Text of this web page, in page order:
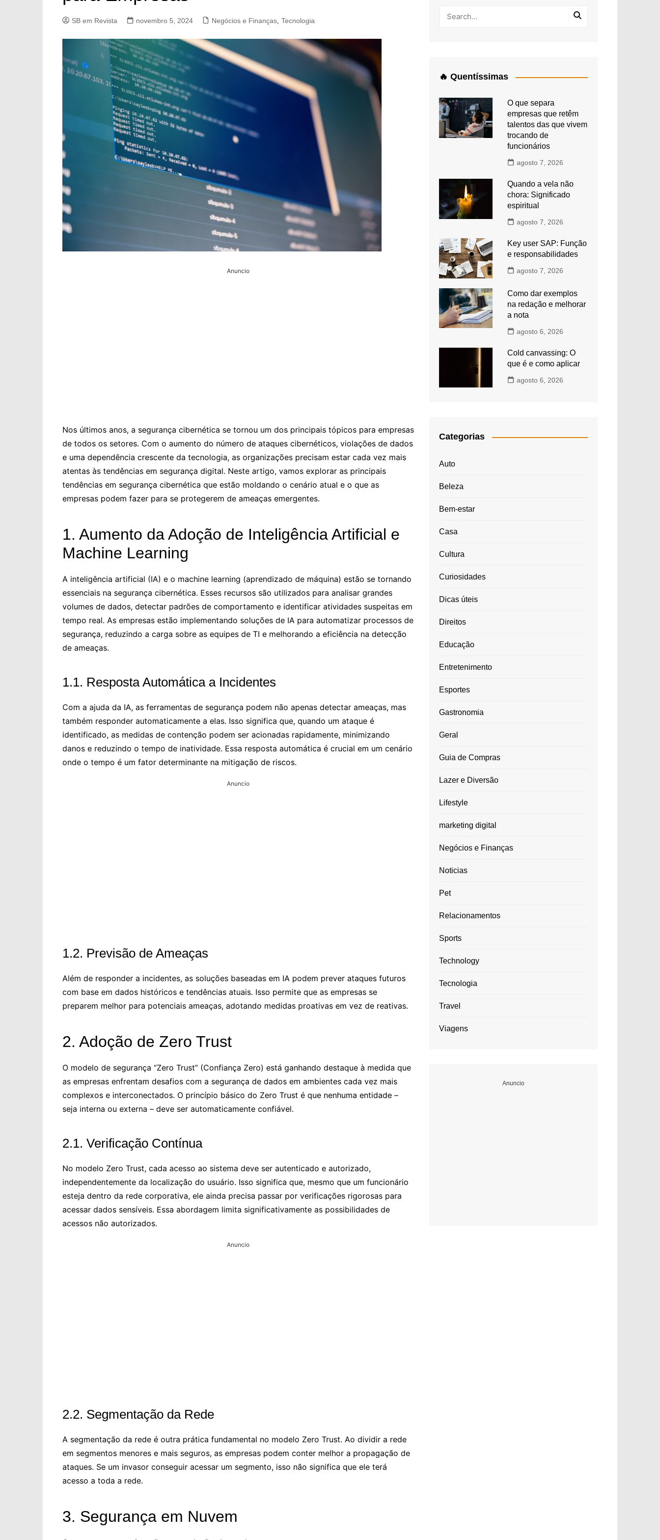
SB em Revista novembro 5, 2024 Negócios e Finanças Tecnologia
Anuncio
Nos últimos anos, a segurança cibernética se tornou um dos principais tópicos para empresas
de todos os setores. Com o aumento do número de ataques cibernéticos, violações de dados
e uma dependência crescente da tecnologia, as organizações precisam estar cada vez mais
atentas às tendências em segurança digital. Neste artigo, vamos explorar as principais
tendências em segurança cibernética que estão moldando o cenário atual e o que as
empresas podem fazer para se protegerem de ameaças emergentes.
1. Aumento da Adoção de Inteligência Artificial e
Machine Learning
A inteligência artificial (IA) e o machine learning (aprendizado de máquina) estão se tornando
essenciais na segurança cibernética. Esses recursos são utilizados para analisar grandes
volumes de dados, detectar padrões de comportamento e identificar atividades suspeitas em
tempo real. As empresas estão implementando soluções de IA para automatizar processos de
segurança, reduzindo a carga sobre as equipes de TI e melhorando a eficiência na detecção
de ameaças.
1.1. Resposta Automática a Incidentes
Com a ajuda da IA, as ferramentas de segurança podem não apenas detectar ameaças, mas
também responder automaticamente a elas. Isso significa que, quando um ataque é
identificado, as medidas de contenção podem ser acionadas rapidamente, minimizando
danos e reduzindo o tempo de inatividade. Essa resposta automática é crucial em um cenário
onde o tempo é um fator determinante na mitigação de riscos.
Anuncio
1.2. Previsão de Ameaças
Além de responder a incidentes, as soluções baseadas em IA podem prever ataques futuros
com base em dados históricos e tendências atuais. Isso permite que as empresas se
preparem melhor para potenciais ameaças, adotando medidas proativas em vez de reativas.
2. Adoção de Zero Trust
O modelo de segurança “Zero Trust” (Confiança Zero) está ganhando destaque à medida que
as empresas enfrentam desafios com a segurança de dados em ambientes cada vez mais
complexos e interconectados. O princípio básico do Zero Trust é que nenhuma entidade –
seja interna ou externa – deve ser automaticamente confiável.
2.1. Verificação Contínua
No modelo Zero Trust, cada acesso ao sistema deve ser autenticado e autorizado,
independentemente da localização do usuário. Isso significa que, mesmo que um funcionário
esteja dentro da rede corporativa, ele ainda precisa passar por verificações rigorosas para
acessar dados sensíveis. Essa abordagem limita significativamente as possibilidades de
acessos não autorizados.
Anuncio
2.2. Segmentação da Rede
A segmentação da rede é outra prática fundamental no modelo Zero Trust. Ao dividir a rede
em segmentos menores e mais seguros, as empresas podem conter melhor a propagação de
ataques. Se um invasor conseguir acessar um segmento, isso não significa que ele terá
acesso a toda a rede.
3. Segurança em Nuvem
🔥 Quentíssimas
O que separa
empresas que retêm
talentos das que vivem
trocando de
funcionários
agosto 7, 2026
Quando a vela não
chora: Significado
espiritual
agosto 7, 2026
Key user SAP: Função
e responsabilidades
agosto 7, 2026
Como dar exemplos
na redação e melhorar
a nota
agosto 6, 2026
Cold canvassing: O
que é e como aplicar
agosto 6, 2026
Categorias
Auto
Beleza
Bem-estar
Casa
Cultura
Curiosidades
Dicas úteis
Direitos
Educação
Entretenimento
Esportes
Gastronomia
Geral
Guia de Compras
Lazer e Diversão
Lifestyle
marketing digital
Negócios e Finanças
Noticias
Pet
Relacionamentos
Sports
Technology
Tecnologia
Travel
Viagens
Anuncio